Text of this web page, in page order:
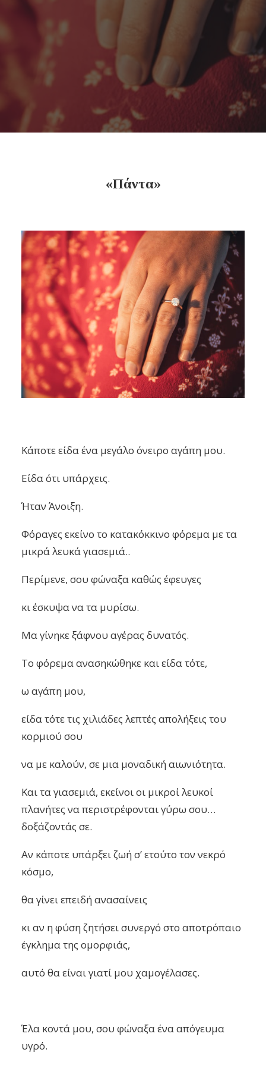
«Πάντα»
Κάποτε είδα ένα μεγάλο όνειρο αγάπη μου.
Είδα ότι υπάρχεις.
Ήταν Άνοιξη.
Φόραγες εκείνο το κατακόκκινο φόρεμα με τα
μικρά λευκά γιασεμιά..
Περίμενε, σου φώναξα καθώς έφευγες
κι έσκυψα να τα μυρίσω.
Μα γίνηκε ξάφνου αγέρας δυνατός.
Το φόρεμα ανασηκώθηκε και είδα τότε,
ω αγάπη μου,
είδα τότε τις χιλιάδες λεπτές απολήξεις του
κορμιού σου
να με καλούν, σε μια μοναδική αιωνιότητα.
Και τα γιασεμιά, εκείνοι οι μικροί λευκοί
πλανήτες να περιστρέφονται γύρω σου…
δοξάζοντάς σε.
Αν κάποτε υπάρξει ζωή σ’ ετούτο τον νεκρό
κόσμο,
θα γίνει επειδή ανασαίνεις
κι αν η φύση ζητήσει συνεργό στο αποτρόπαιο
έγκλημα της ομορφιάς,
αυτό θα είναι γιατί μου χαμογέλασες.
Έλα κοντά μου, σου φώναξα ένα απόγευμα
υγρό.